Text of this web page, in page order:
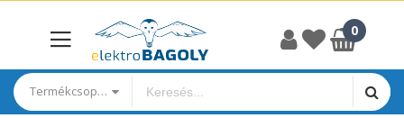
Termékcsoportok